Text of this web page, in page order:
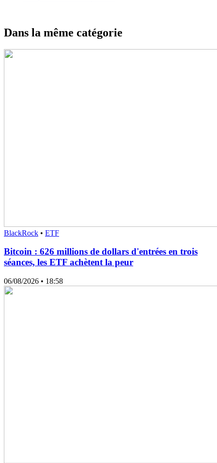
Dans la même catégorie
BlackRock • ETF
Bitcoin : 626 millions de dollars d'entrées en trois
séances, les ETF achètent la peur
06/08/2026 • 18:58